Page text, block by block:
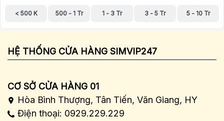
< 500 K 500 - 1 Tr 1 - 3 Tr 3 - 5 Tr 5 - 10 Tr
HỆ THỐNG CỬA HÀNG SIMVIP247
CƠ SỞ CỬA HÀNG 01
Hòa Bình Thượng, Tân Tiến, Văn Giang, HY
Điện thoại: 0929.229.229